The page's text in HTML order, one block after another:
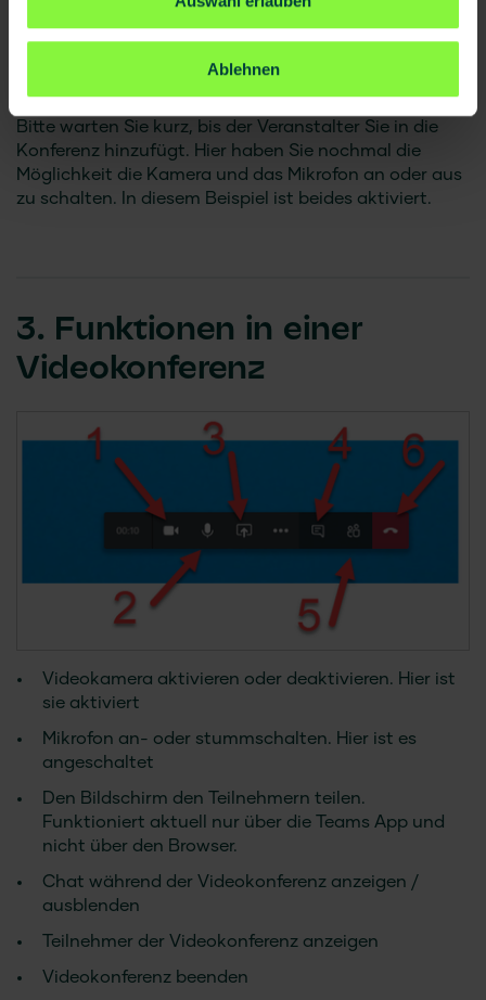
Ablehnen
Bitte warten Sie kurz, bis der Veranstalter Sie in die
Konferenz hinzufügt. Hier haben Sie nochmal die
Möglichkeit die Kamera und das Mikrofon an oder aus
zu schalten. In diesem Beispiel ist beides aktiviert.
3. Funktionen in einer
Videokonferenz
Videokamera aktivieren oder deaktivieren. Hier ist
sie aktiviert
Mikrofon an- oder stummschalten. Hier ist es
angeschaltet
Den Bildschirm den Teilnehmern teilen.
Funktioniert aktuell nur über die Teams App und
nicht über den Browser.
Chat während der Videokonferenz anzeigen /
ausblenden
Teilnehmer der Videokonferenz anzeigen
Videokonferenz beenden